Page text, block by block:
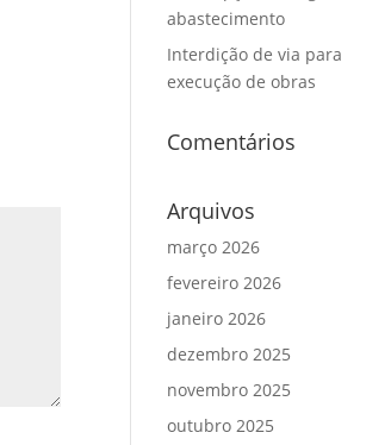
abastecimento
Interdição de via para
execução de obras
Comentários
Arquivos
março 2026
fevereiro 2026
janeiro 2026
dezembro 2025
novembro 2025
outubro 2025